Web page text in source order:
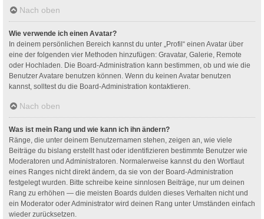
Nach oben
Wie verwende ich einen Avatar?
In deinem persönlichen Bereich kannst du unter „Profil“ einen Avatar über
eine der folgenden vier Methoden hinzufügen: Gravatar, Galerie, Remote
oder Hochladen. Die Board-Administration kann bestimmen, ob und wie die
Benutzer Avatare benutzen können. Wenn du keinen Avatar benutzen
kannst, solltest du die Board-Administration kontaktieren.
Nach oben
Was ist mein Rang und wie kann ich ihn ändern?
Ränge, die unter deinem Benutzernamen stehen, zeigen an, wie viele
Beiträge du bislang erstellt hast oder identifizieren bestimmte Benutzer wie
Moderatoren und Administratoren. Normalerweise kannst du den Wortlaut
eines Ranges nicht direkt ändern, da sie von der Board-Administration
festgelegt wurden. Bitte schreibe keine sinnlosen Beiträge, nur um deinen
Rang zu erhöhen — die meisten Boards dulden dieses Verhalten nicht und
ein Moderator oder Administrator wird deinen Rang unter Umständen einfach
wieder zurücksetzen.